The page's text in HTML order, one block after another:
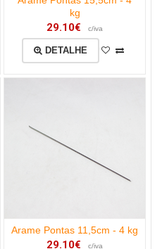
kg
29.10€ c/iva
DETALHE
Arame Pontas 11,5cm - 4 kg
29.10€ c/iva